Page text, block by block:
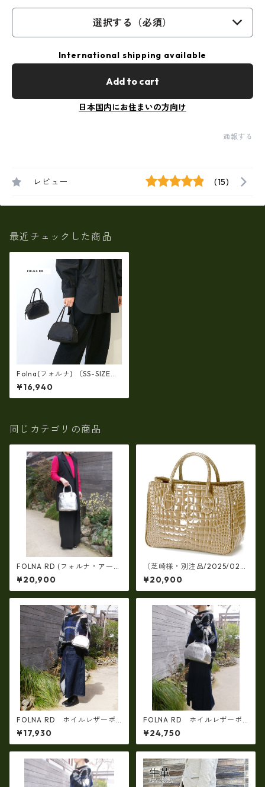
選択する（必須）
International shipping available
Add to cart
日本国内にお住まいの方向け
通報する
レビュー (15)
最近チェックした商品
Folna(フォルナ) 〔SS-SIZE〕
ソフトレザー ボストンバッグ
日本製/ FOLNA RD 083302
¥16,940
同じカテゴリの商品
FOLNA RD (フォルナ・アール
ディー)日本製 ホイルレザー
ブガッティボストンバッグ(シ
ルバー） FOLNA RD 083
¥20,900
（芝崎様・別注品/2025/02/1
4）【日本製】牛革エナメルク
ロコ型押し・角型手提げパー
ティバッグ(牛革製品）ir-663
¥20,900
FOLNA RD ホイルレザーボ
ストンバッグ SS-SIZE SILVE
R fo- 083337
¥17,930
FOLNA RD ホイルレザーボ
ストンバッグ M-SIZE SILVE
R fo- 083339
¥24,750